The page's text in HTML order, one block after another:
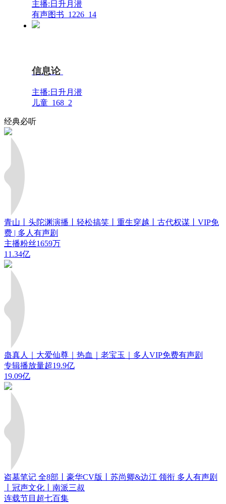
主播:日升月潜
有声图书 1226 14
信息论
主播:日升月潜
儿童 168 2
经典必听
青山丨头陀渊演播丨轻松搞笑丨重生穿越丨古代权谋丨VIP免
费 | 多人有声剧
主播粉丝1659万
11.34亿
蛊真人｜大爱仙尊｜热血｜老宝玉｜多人VIP免费有声剧
专辑播放量超19.9亿
19.09亿
盗墓笔记 全8部丨豪华CV版丨苏尚卿&边江 领衔 多人有声剧
丨冠声文化丨南派三叔
连载节目超七百集